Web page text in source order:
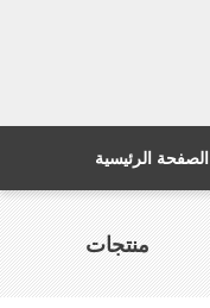
الصفحة الرئيسية
منتجات